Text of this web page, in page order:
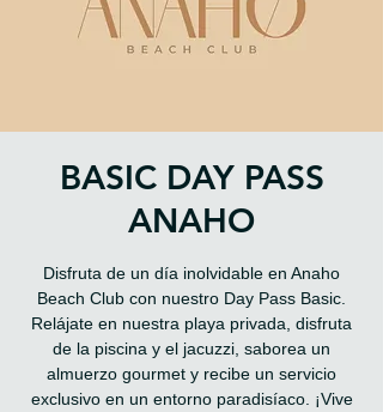
BASIC DAY PASS
ANAHO
Disfruta de un día inolvidable en Anaho
Beach Club con nuestro Day Pass Basic.
Relájate en nuestra playa privada, disfruta
de la piscina y el jacuzzi, saborea un
almuerzo gourmet y recibe un servicio
exclusivo en un entorno paradisíaco. ¡Vive